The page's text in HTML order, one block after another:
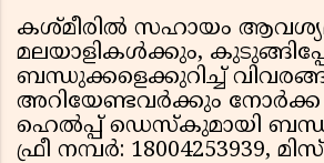
കശ്മീരിൽ സഹായം
മലയാളികൾക്കും,
ബന്ധുക്കളെക്കുറിച്ച്
അറിയേണ്ടവർക്കും
ഹെൽപ്പ് ഡെസ്കുമായി
ഫ്രീ നമ്പർ: 18004253939,